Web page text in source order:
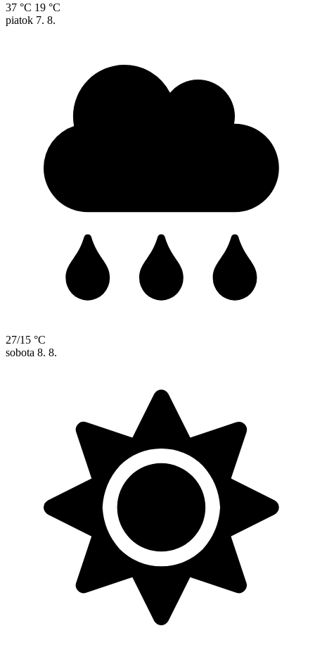
37 °C 19 °C
piatok 7. 8.
27/15 °C
sobota 8. 8.